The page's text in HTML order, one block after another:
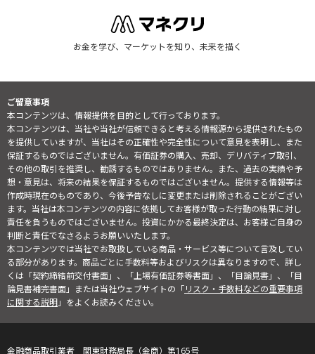
お金を学び、マーケットを知り、未来を描く
ご留意事項
本コンテンツは、情報提供を目的として行っております。
本コンテンツは、当社や当社が信頼できると考える情報源から提供されたもの
を提供していますが、当社はその正確性や完全性について意見を表明し、また
保証するものではございません。有価証券の購入、売却、デリバティブ取引、
その他の取引を推奨し、勧誘するものではありません。また、過去の実績や予
想・意見は、将来の結果を保証するものではございません。提供する情報等は
作成時現在のものであり、今後予告なしに変更または削除されることがござい
ます。当社は本コンテンツの内容に依拠してお客様が取った行動の結果に対し
責任を負うものではございません。投資にかかる最終決定は、お客様ご自身の
判断と責任でなさるようお願いいたします。
本コンテンツでは当社でお取扱している商品・サービス等について言及してい
る部分があります。商品ごとに手数料等およびリスクは異なりますので、詳し
くは「契約締結前交付書面」、「上場有価証券等書面」、「目論見書」、「目
論見書補完書面」または当社ウェブサイトの「リスク・手数料などの重要事項
に関する説明」をよくお読みください。
金融商品取引業者 関東財務局長（金商）第165号